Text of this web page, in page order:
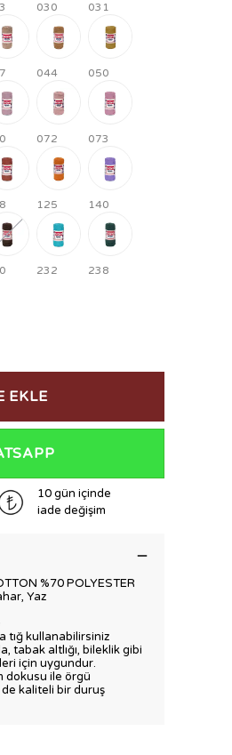
030 031
044 050
072 073
125 140
232 238
EKLE
10 gün içinde
iade değişim
%70 POLYESTER
Yaz
tığ kullanabilirsiniz
tabak altlığı, bileklik gibi
için uygundur.
dokusu ile örgü
de kaliteli bir duruş